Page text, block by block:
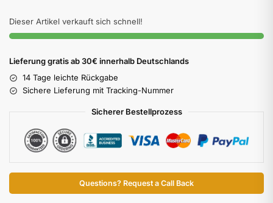
Dieser Artikel verkauft sich schnell!
Lieferung gratis ab 30€ innerhalb Deutschlands
14 Tage leichte Rückgabe
Sichere Lieferung mit Tracking-Nummer
Sicherer Bestellprozess
Questions? Request a Call Back